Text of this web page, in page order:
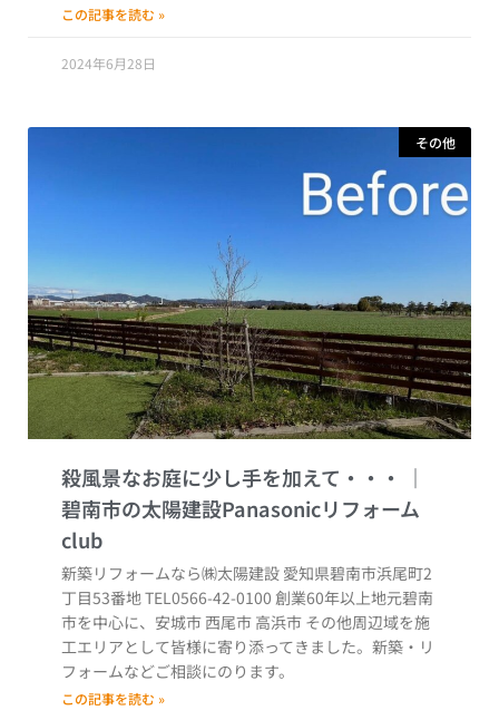
この記事を読む »
2024年6月28日
その他
殺風景なお庭に少し手を加えて・・・
新築リフォームなら㈱太陽建設 愛知県碧南市浜尾町2
丁目53番地 TEL0566-42-0100 創業60年以上地元碧南
市を中心に、安城市 西尾市 高浜市 その他周辺域を施
工エリアとして皆様に寄り添ってきました。新築・リ
フォームなどご相談にのります。
この記事を読む »